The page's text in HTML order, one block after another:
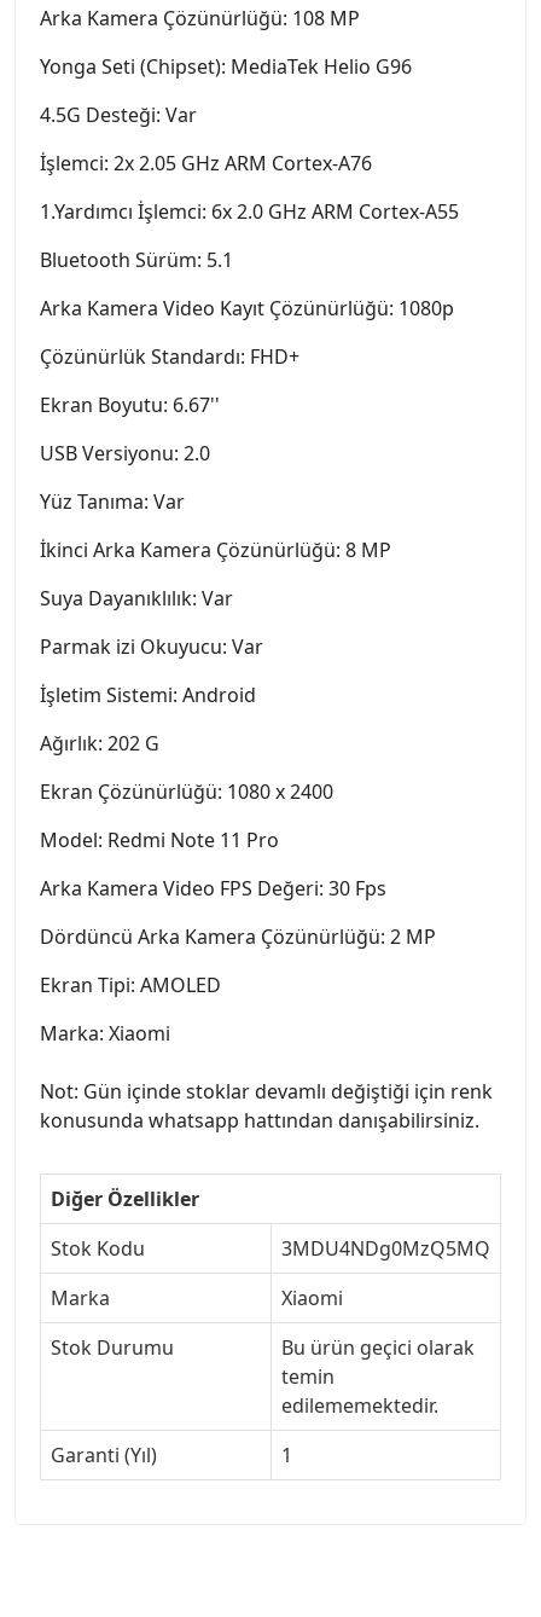
Arka Kamera Çözünürlüğü: 108 MP
Yonga Seti (Chipset): MediaTek Helio G96
4.5G Desteği: Var
İşlemci: 2x 2.05 GHz ARM Cortex-A76
1.Yardımcı İşlemci: 6x 2.0 GHz ARM Cortex-A55
Bluetooth Sürüm: 5.1
Arka Kamera Video Kayıt Çözünürlüğü: 1080p
Çözünürlük Standardı: FHD+
Ekran Boyutu: 6.67''
USB Versiyonu: 2.0
Yüz Tanıma: Var
İkinci Arka Kamera Çözünürlüğü: 8 MP
Suya Dayanıklılık: Var
Parmak izi Okuyucu: Var
İşletim Sistemi: Android
Ağırlık: 202 G
Ekran Çözünürlüğü: 1080 x 2400
Model: Redmi Note 11 Pro
Arka Kamera Video FPS Değeri: 30 Fps
Dördüncü Arka Kamera Çözünürlüğü: 2 MP
Ekran Tipi: AMOLED
Marka: Xiaomi
Not: Gün içinde stoklar devamlı değiştiği için renk
konusunda whatsapp hattından danışabilirsiniz.
Diğer Özellikler
Stok Kodu
3MDU4NDg0MzQ5MQ
Marka
Xiaomi
Stok Durumu
Bu ürün geçici olarak
temin
edilememektedir.
Garanti (Yıl)
1